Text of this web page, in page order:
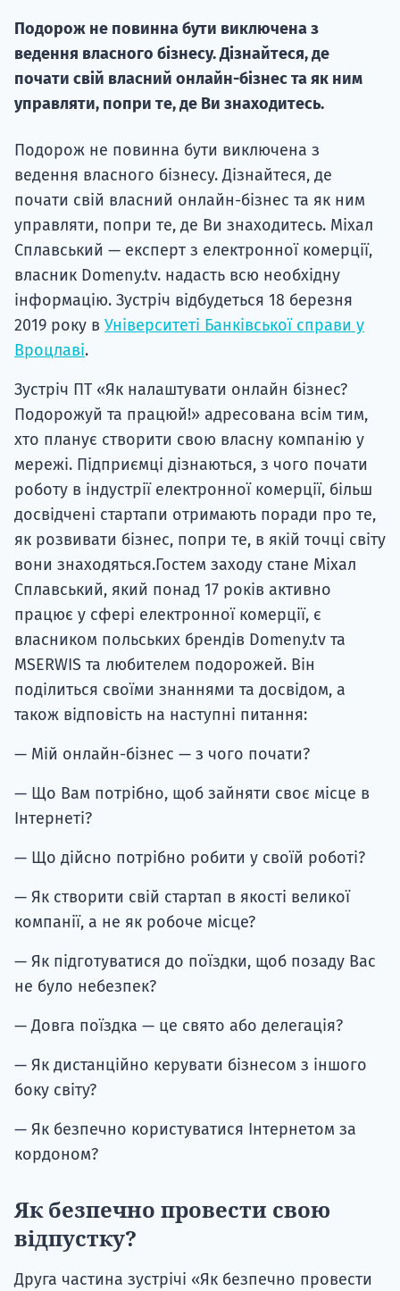
Подорож не повинна бути виключена з
ведення власного бізнесу. Дізнайтеся, де
почати свій власний онлайн-бізнес та як ним
управляти, попри те, де Ви знаходитесь.
Подорож не повинна бути виключена з
ведення власного бізнесу. Дізнайтеся, де
почати свій власний онлайн-бізнес та як ним
управляти, попри те, де Ви знаходитесь. Міхал
Сплавський — експерт з електронної комерції,
власник Domeny.tv. надасть всю необхідну
інформацію. Зустріч відбудеться 18 березня
2019 року в Університеті Банківської справи у
Вроцлаві.
Зустріч ПТ «Як налаштувати онлайн бізнес?
Подорожуй та працюй!» адресована всім тим,
хто планує створити свою власну компанію у
мережі. Підприємці дізнаються, з чого почати
роботу в індустрії електронної комерції, більш
досвідчені стартапи отримають поради про те,
як розвивати бізнес, попри те, в якій точці світу
вони знаходяться.Гостем заходу стане Міхал
Сплавський, який понад 17 років активно
працює у сфері електронної комерції, є
власником польських брендів Domeny.tv та
MSERWIS та любителем подорожей. Він
поділиться своїми знаннями та досвідом, а
також відповість на наступні питання:
— Мій онлайн-бізнес — з чого почати?
— Що Вам потрібно, щоб зайняти своє місце в
Інтернеті?
— Що дійсно потрібно робити у своїй роботі?
— Як створити свій стартап в якості великої
компанії, а не як робоче місце?
— Як підготуватися до поїздки, щоб позаду Вас
не було небезпек?
— Довга поїздка — це свято або делегація?
— Як дистанційно керувати бізнесом з іншого
боку світу?
— Як безпечно користуватися Інтернетом за
кордоном?
Як безпечно провести свою
відпустку?
Друга частина зустрічі «Як безпечно провести